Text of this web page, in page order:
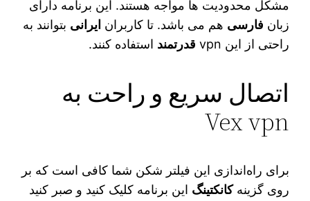
مشکل محدودیت‌ ها مواجه هستند. این برنامه دارای
زبان فارسی هم می‌ باشد. تا کاربران ایرانی بتوانند به
راحتی از این vpn
قدرتمند استفاده کنند.
اتصال سریع و راحت به
Vex vpn
برای راه‌اندازی این فیلتر شکن شما کافی است که بر
روی گزینهکانکتینگ این برنامه کلیک کنید و صبر کنید